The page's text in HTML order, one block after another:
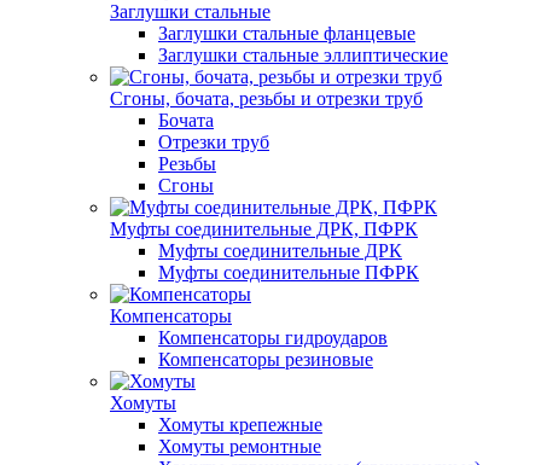
Заглушки стальные
Заглушки стальные фланцевые
Заглушки стальные эллиптические
Сгоны, бочата, резьбы и отрезки труб
Бочата
Отрезки труб
Резьбы
Сгоны
Муфты соединительные ДРК, ПФРК
Муфты соединительные ДРК
Муфты соединительные ПФРК
Компенсаторы
Компенсаторы гидроударов
Компенсаторы резиновые
Хомуты
Хомуты крепежные
Хомуты ремонтные